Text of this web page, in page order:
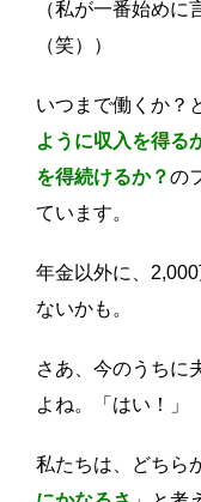
（私が一番始めに
（笑））
いつまで働くか？
ように収入を得る
を得続けるか？の
ています。
年金以外に、
ないかも。
さあ、今のうちに
よね。「はい！」
私たちは、どちら